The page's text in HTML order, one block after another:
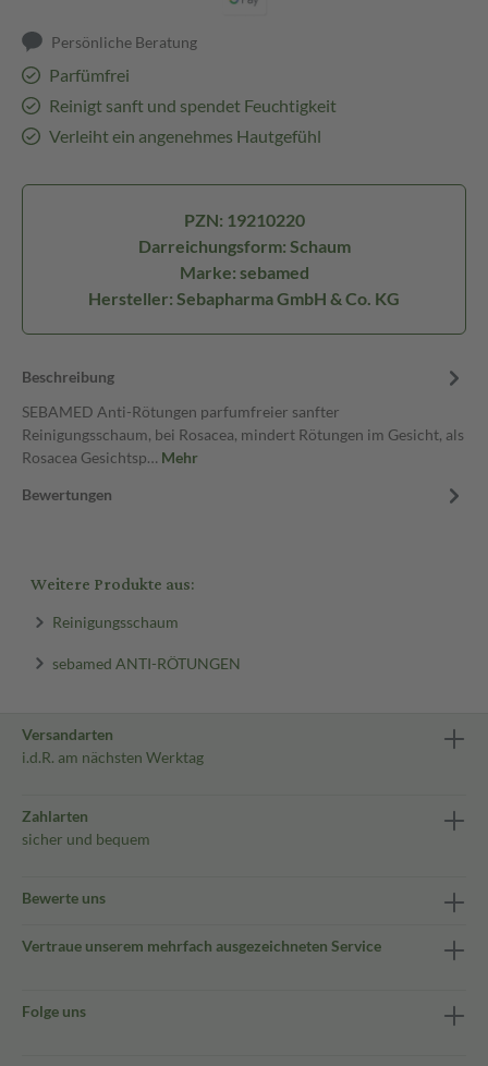
Persönliche Beratung
Parfümfrei
Reinigt sanft und spendet Feuchtigkeit
Verleiht ein angenehmes Hautgefühl
PZN: 19210220
Darreichungsform: Schaum
Marke: sebamed
Hersteller: Sebapharma GmbH & Co. KG
Beschreibung
SEBAMED Anti-Rötungen parfumfreier sanfter
Reinigungsschaum, bei Rosacea, mindert Rötungen im Gesicht, als
Rosacea Gesichtsp… Mehr
Bewertungen
Weitere Produkte aus:
Reinigungsschaum
sebamed ANTI-RÖTUNGEN
Versandarten
i.d.R. am nächsten Werktag
Zahlarten
sicher und bequem
Bewerte uns
Vertraue unserem mehrfach ausgezeichneten Service
Folge uns